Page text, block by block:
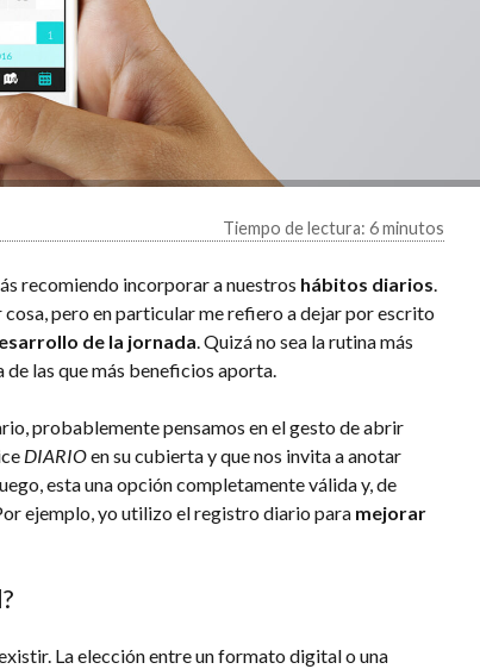
Tiempo de lectura: 6 minutos
recomiendo incorporar a nuestros hábitos diarios.
pero en particular me refiero a dejar por escrito
de la jornada. Quizá no sea la rutina más
de las que más beneficios aporta.
probablemente pensamos en el gesto de abrir
DIARIOen su cubierta y que nos invita a anotar
esta una opción completamente válida y, de
ejemplo, yo utilizo el registro diario para mejorar
La elección entre un formato digital o una